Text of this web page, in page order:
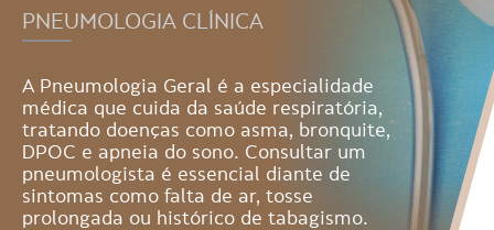
PNEUMOLOGIA CLÍNICA
A Pneumologia Geral é a especialidade
médica que cuida da saúde respiratória,
tratando doenças como asma, bronquite,
DPOC e apneia do sono. Consultar um
pneumologista é essencial diante de
sintomas como falta de ar, tosse
prolongada ou histórico de tabagismo.